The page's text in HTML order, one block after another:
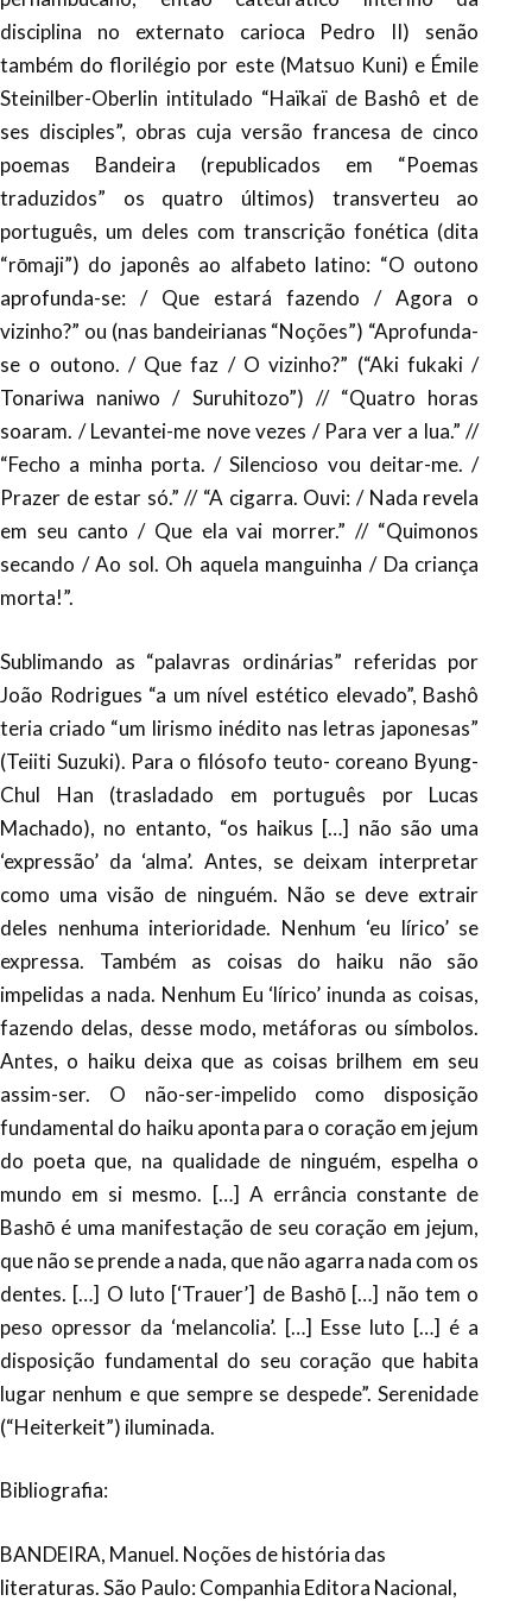
disciplina no externato carioca Pedro II) senão
também do florilégio por este (Matsuo Kuni) e Émile
Steinilber-Oberlin intitulado “Haïkaï de Bashô et de
ses disciples”, obras cuja versão francesa de cinco
poemas Bandeira (republicados em “Poemas
traduzidos” os quatro últimos) transverteu ao
português, um deles com transcrição fonética (dita
“rōmaji”) do japonês ao alfabeto latino: “O outono
aprofunda-se: / Que estará fazendo / Agora o
vizinho?” ou (nas bandeirianas “Noções”) “Aprofunda-
se o outono. / Que faz / O vizinho?” (“Aki fukaki /
Tonariwa naniwo / Suruhitozo”) // “Quatro horas
soaram. / Levantei-me nove vezes / Para ver a lua.” //
“Fecho a minha porta. / Silencioso vou deitar-me. /
Prazer de estar só.” // “A cigarra. Ouvi: / Nada revela
em seu canto / Que ela vai morrer.” // “Quimonos
secando / Ao sol. Oh aquela manguinha / Da criança
morta!”.
Sublimando as “palavras ordinárias” referidas por
João Rodrigues “a um nível estético elevado”, Bashô
teria criado “um lirismo inédito nas letras japonesas”
(Teiiti Suzuki). Para o filósofo teuto- coreano Byung-
Chul Han (trasladado em português por Lucas
Machado), no entanto, “os haikus […] não são uma
‘expressão’ da ‘alma’. Antes, se deixam interpretar
como uma visão de ninguém. Não se deve extrair
deles nenhuma interioridade. Nenhum ‘eu lírico’ se
expressa. Também as coisas do haiku não são
impelidas a nada. Nenhum Eu ‘lírico’ inunda as coisas,
fazendo delas, desse modo, metáforas ou símbolos.
Antes, o haiku deixa que as coisas brilhem em seu
assim-ser. O não-ser-impelido como disposição
fundamental do haiku aponta para o coração em jejum
do poeta que, na qualidade de ninguém, espelha o
mundo em si mesmo. […] A errância constante de
Bashō é uma manifestação de seu coração em jejum,
que não se prende a nada, que não agarra nada com os
dentes. […] O luto [‘Trauer’] de Bashō […] não tem o
peso opressor da ‘melancolia’. […] Esse luto […] é a
disposição fundamental do seu coração que habita
lugar nenhum e que sempre se despede”. Serenidade
(“Heiterkeit”) iluminada.
Bibliografia:
BANDEIRA, Manuel. Noções de história das
literaturas. São Paulo: Companhia Editora Nacional,